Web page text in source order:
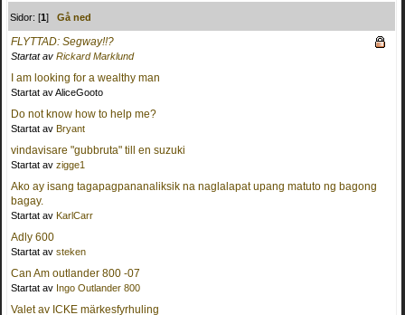
Sidor: [1]Gå ned
FLYTTAD: Segway!!?
Startat av Rickard Marklund
I am looking for a wealthy man
Startat av AliceGooto
Do not know how to help me?
Startat av Bryant
vindavisare "gubbruta" till en suzuki
Startat av zigge1
Ako ay isang tagapagpananaliksik na naglalapat upang matuto ng bagong
bagay.
Startat av KarlCarr
Adly 600
Startat av steken
Can Am outlander 800 -07
Startat av Ingo Outlander 800
Valet av ICKE märkesfyrhuling